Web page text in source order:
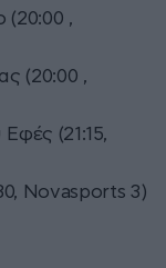
(20:00 ,
(20:00 ,
(21:15,
Novasports 3)